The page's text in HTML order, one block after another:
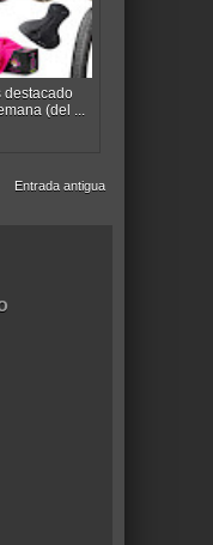
destacado
(del ...
Entrada antigua